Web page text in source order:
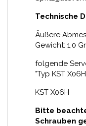
Technische
Äußere
Gewicht: 1,0
folgende
"Typ KST
KST X06H
Bitte
Schrauben